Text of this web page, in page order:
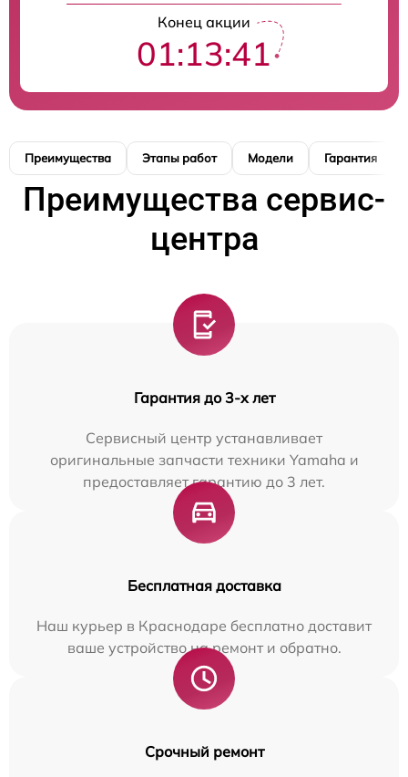
Конец акции
01:13:40
Преимущества Этапы работ Модели Гарантия
Преимущества сервис-
центра
Гарантия до 3-х лет
Сервисный центр устанавливает
оригинальные запчасти техники Yamaha и
предоставляет гарантию до 3 лет.
Бесплатная доставка
Наш курьер в Краснодаре бесплатно доставит
ваше устройство на ремонт и обратно.
Срочный ремонт